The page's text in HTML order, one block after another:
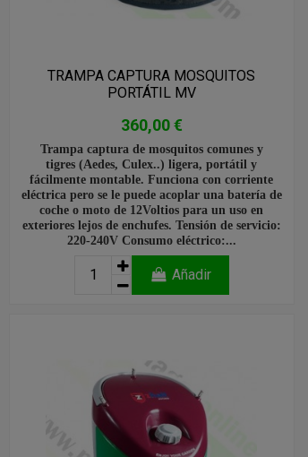
TRAMPA CAPTURA MOSQUITOS
PORTÁTIL MV
360,00 €
Trampa captura de mosquitos comunes y
tigres (Aedes, Culex..) ligera, portátil y
fácilmente montable. Funciona con corriente
eléctrica pero se le puede acoplar una batería de
coche o moto de 12Voltios para un uso en
exteriores lejos de enchufes. Tensión de servicio:
220-240V Consumo eléctrico:...
Añadir